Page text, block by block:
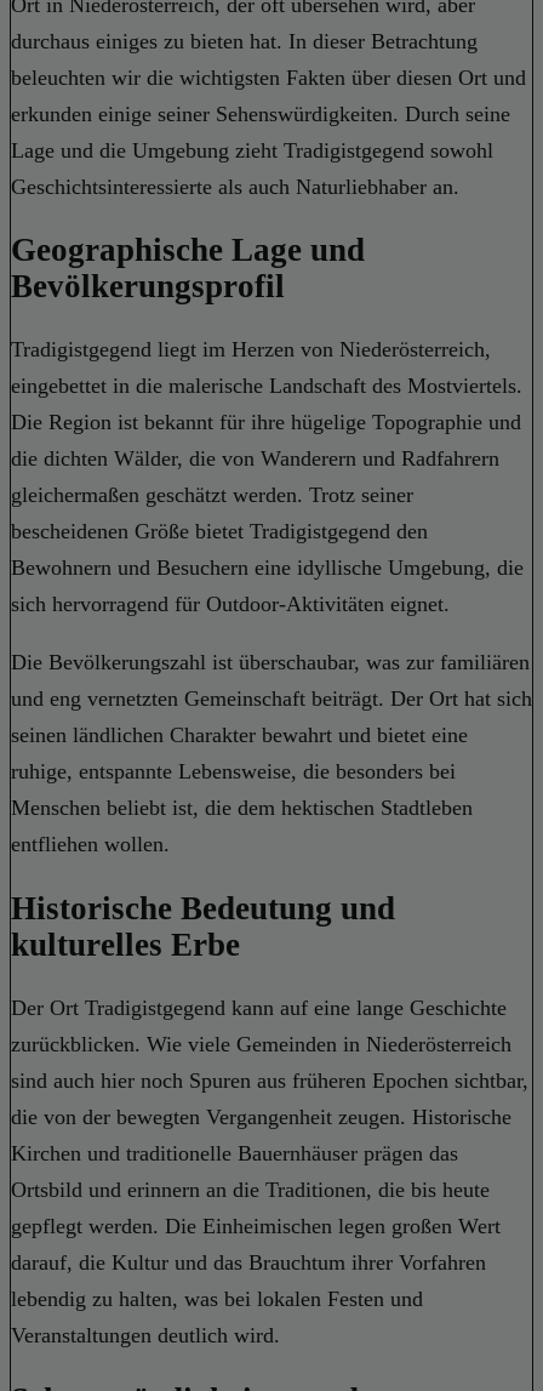
durchaus einiges zu bieten hat. In dieser Betrachtung
beleuchten wir die wichtigsten Fakten über diesen Ort und
erkunden einige seiner Sehenswürdigkeiten. Durch seine
Lage und die Umgebung zieht Tradigistgegend sowohl
Geschichtsinteressierte als auch Naturliebhaber an.
Geographische Lage und
Bevölkerungsprofil
Tradigistgegend liegt im Herzen von Niederösterreich,
eingebettet in die malerische Landschaft des Mostviertels.
Die Region ist bekannt für ihre hügelige Topographie und
die dichten Wälder, die von Wanderern und Radfahrern
gleichermaßen geschätzt werden. Trotz seiner
bescheidenen Größe bietet Tradigistgegend den
Bewohnern und Besuchern eine idyllische Umgebung, die
sich hervorragend für Outdoor-Aktivitäten eignet.
Die Bevölkerungszahl ist überschaubar, was zur familiären
und eng vernetzten Gemeinschaft beiträgt. Der Ort hat sich
seinen ländlichen Charakter bewahrt und bietet eine
ruhige, entspannte Lebensweise, die besonders bei
Menschen beliebt ist, die dem hektischen Stadtleben
entfliehen wollen.
Historische Bedeutung und
kulturelles Erbe
Der Ort Tradigistgegend kann auf eine lange Geschichte
zurückblicken. Wie viele Gemeinden in Niederösterreich
sind auch hier noch Spuren aus früheren Epochen sichtbar,
die von der bewegten Vergangenheit zeugen. Historische
Kirchen und traditionelle Bauernhäuser prägen das
Ortsbild und erinnern an die Traditionen, die bis heute
gepflegt werden. Die Einheimischen legen großen Wert
darauf, die Kultur und das Brauchtum ihrer Vorfahren
lebendig zu halten, was bei lokalen Festen und
Veranstaltungen deutlich wird.